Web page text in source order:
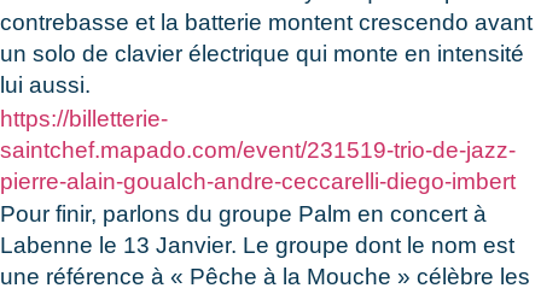
contrebasse et la batterie montent crescendo avant
un solo de clavier électrique qui monte en intensité
lui aussi.
https://billetterie-
saintchef.mapado.com/event/231519-trio-de-jazz-
pierre-alain-goualch-andre-ceccarelli-diego-imbert
Pour finir, parlons du groupe Palm en concert à
Labenne le 13 Janvier. Le groupe dont le nom est
une référence à « Pêche à la Mouche » célèbre les